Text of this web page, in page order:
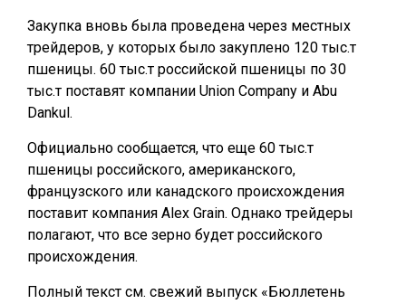
Закупка вновь была проведена через местных
трейдеров, у которых было закуплено 120 тыс.т
пшеницы. 60 тыс.т российской пшеницы по 30
тыс.т поставят компании Union Company и Abu
Dankul.
Официально сообщается, что еще 60 тыс.т
пшеницы российского, американского,
французского или канадского происхождения
поставит компания Alex Grain. Однако трейдеры
полагают, что все зерно будет российского
происхождения.
Полный текст см. свежий выпуск «Бюллетень